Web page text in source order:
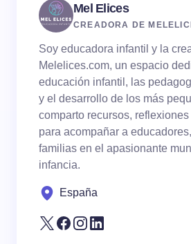
Mel Elices
CREADORA DE
Soy educadora infantil y la
Melelices.com, un espacio
educación infantil, las
y el desarrollo de los más
comparto recursos,
para acompañar a
familias en el apasionante
infancia.
España